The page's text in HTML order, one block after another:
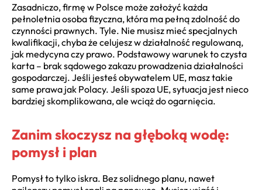
Zasadniczo, firmę w Polsce może założyć każda
pełnoletnia osoba fizyczna, która ma pełną zdolność do
czynności prawnych. Tyle. Nie musisz mieć specjalnych
kwalifikacji, chyba że celujesz w działalność regulowaną,
jak medycyna czy prawo. Podstawowy warunek to czysta
karta – brak sądowego zakazu prowadzenia działalności
gospodarczej. Jeśli jesteś obywatelem UE, masz takie
same prawa jak Polacy. Jeśli spoza UE, sytuacja jest nieco
bardziej skomplikowana, ale wciąż do ogarnięcia.
Zanim skoczysz na głęboką wodę:
pomysł i plan
Pomysł to tylko iskra. Bez solidnego planu, nawet